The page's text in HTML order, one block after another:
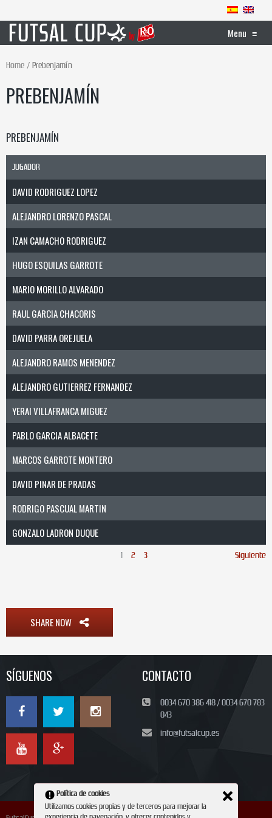
Menu ≡
Home Prebenjamín
PREBENJAMÍN
PREBENJAMÍN
JUGADOR
DAVID RODRIGUEZ LOPEZ
ALEJANDRO LORENZO PASCAL
IZAN CAMACHO RODRIGUEZ
HUGO ESQUILAS GARROTE
MARIO MORILLO ALVARADO
RAUL GARCIA CHACORIS
DAVID PARRA OREJUELA
ALEJANDRO RAMOS MENENDEZ
ALEJANDRO GUTIERREZ FERNANDEZ
YERAI VILLAFRANCA MIGUEZ
PABLO GARCIA ALBACETE
MARCOS GARROTE MONTERO
DAVID PINAR DE PRADAS
RODRIGO PASCUAL MARTIN
GONZALO LADRON DUQUE
1 2 3 Siguiente
SHARE NOW
SÍGUENOS CONTACTO
0034 670 386 418 / 0034 670 783
043
info@futsalcup.es
Política de cookies
Utilizamos cookies propias y de terceros para mejorar la